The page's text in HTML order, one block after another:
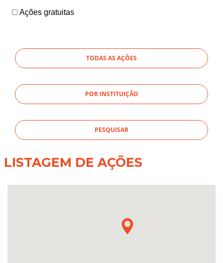
Ações gratuitas
TODAS AS AÇÕES
POR INSTITUIÇÃO
LISTAGEM DE AÇÕES